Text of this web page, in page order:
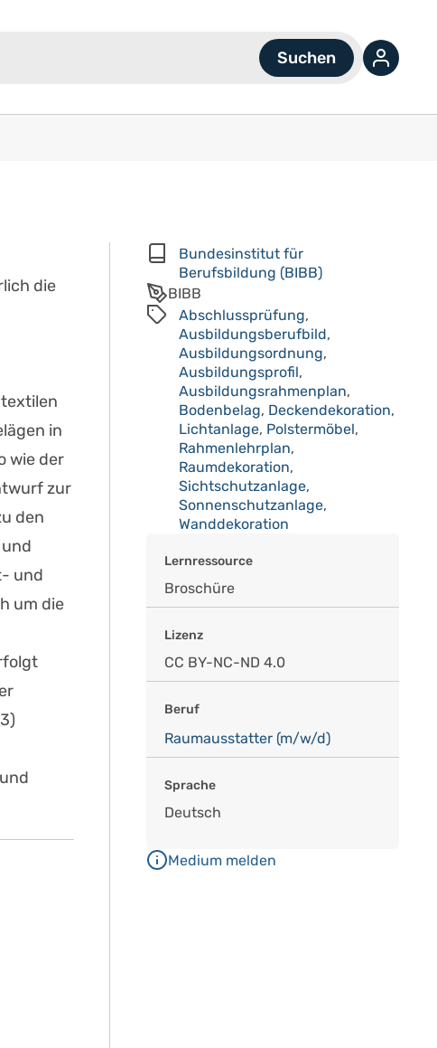
die
in
wie der
zur
den
und
um die
Bundesinstitut für
Berufsbildung (BIBB)
BIBB
Abschlussprüfung,
Ausbildungsberufbild,
Ausbildungsordnung,
Ausbildungsprofil,
Ausbildungsrahmenplan,
Bodenbelag, Deckendekoration,
Lichtanlage, Polstermöbel,
Rahmenlehrplan,
Raumdekoration,
Sichtschutzanlage,
Sonnenschutzanlage,
Wanddekoration
Lernressource
Broschüre
Lizenz
CC BY-NC-ND 4.0
Beruf
Raumausstatter (m/w/d)
Sprache
Deutsch
Medium melden